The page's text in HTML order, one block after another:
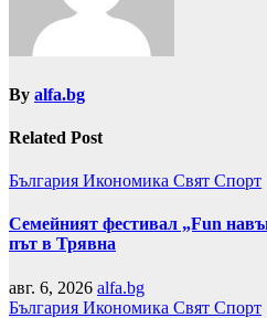
By alfa.bg
Related Post
България Икономика Свят Спорт
Семейният фестивал „Fun
път в Трявна
авг. 6, 2026 alfa.bg
България Икономика Свят Спорт